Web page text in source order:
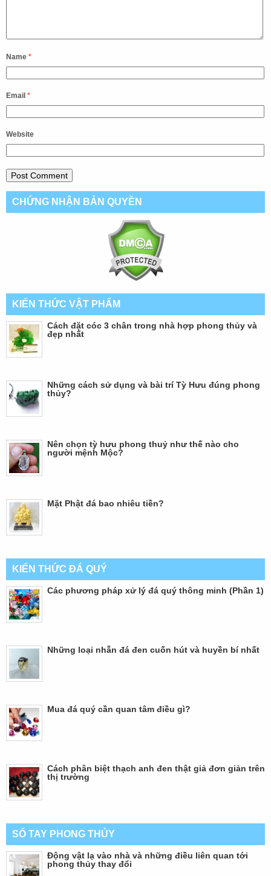
Name *
Email *
Website
CHỨNG NHẬN BẢN QUYỀN
KIẾN THỨC VẬT PHẨM
Cách đặt cóc 3 chân trong nhà hợp phong thủy và
đẹp nhất
Những cách sử dụng và bài trí Tỳ Hưu đúng phong
thủy?
Nên chọn tỳ hưu phong thuỷ như thế nào cho
người mệnh Mộc?
Mặt Phật đá bao nhiêu tiền?
KIẾN THỨC ĐÁ QUÝ
Các phương pháp xử lý đá quý thông minh (Phần 1)
Những loại nhẫn đá đen cuốn hút và huyền bí nhất
Mua đá quý cần quan tâm điều gì?
Cách phân biệt thạch anh đen thật giả đơn giản trên
thị trường
SỔ TAY PHONG THỦY
Động vật lạ vào nhà và những điều liên quan tới
phong thủy thay đổi